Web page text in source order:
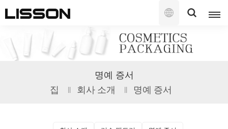
의
français
명예 증서
집 회사 소개 명예 증서